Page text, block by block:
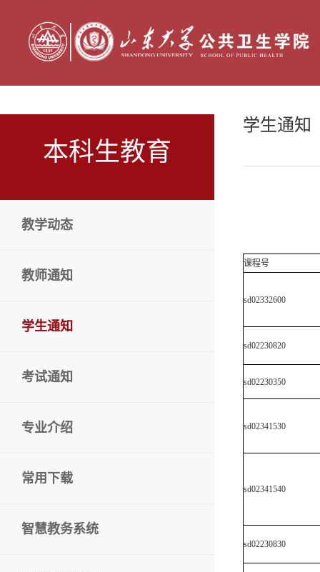
本科生教育
教学动态
教师通知
学生通知
考试通知
专业介绍
常用下载
智慧教务系统
学生通知
课程号
sd02332600
sd02230820
sd02230350
sd02341530
sd02341540
sd02230830